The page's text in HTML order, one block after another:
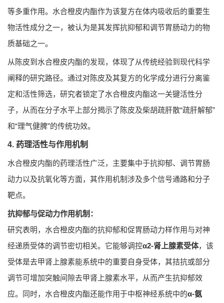
等多重作用。水合橙皮内酯作为该复方在体内吸收后的重要生
物活性成分之一，被认为是其发挥抗抑郁和调节胃肠动力的物
质基础之一。
从陈皮到水合橙皮内酯的发现，体现了从传统经验到现代科学
阐释的研究路径。通过对陈皮及其复方的化学成分进行分离鉴
定和活性筛选，研究者锁定了水合橙皮内酯这一关键活性分
子，从而在分子水平上部分揭示了陈皮及柴胡疏肝散“疏肝解郁”
和“理气健脾”的传统功效。
4. 药理活性与作用机制
水合橙皮内酯的药理活性广泛，主要集中于抗抑郁、调节胃肠
动力以及抗氧化等方面，其作用机制涉及多个信号通路和分子
靶点。
抗抑郁与促动力作用机制：
研究表明，水合橙皮内酯的抗抑郁和促胃肠动力样作用与对神
经递质受体的调节密切相关。它能够调控α2-肾上腺素受体，该
受体是去甲肾上腺素能系统中的重要自身受体，其拮抗或部分
调节可增加突触间隙去甲肾上腺素水平，从而产生抗抑郁效
应。同时，水合橙皮内酯还能作用于中枢神经系统中的α-氨